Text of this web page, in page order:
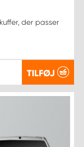
der passer
TILFØJ